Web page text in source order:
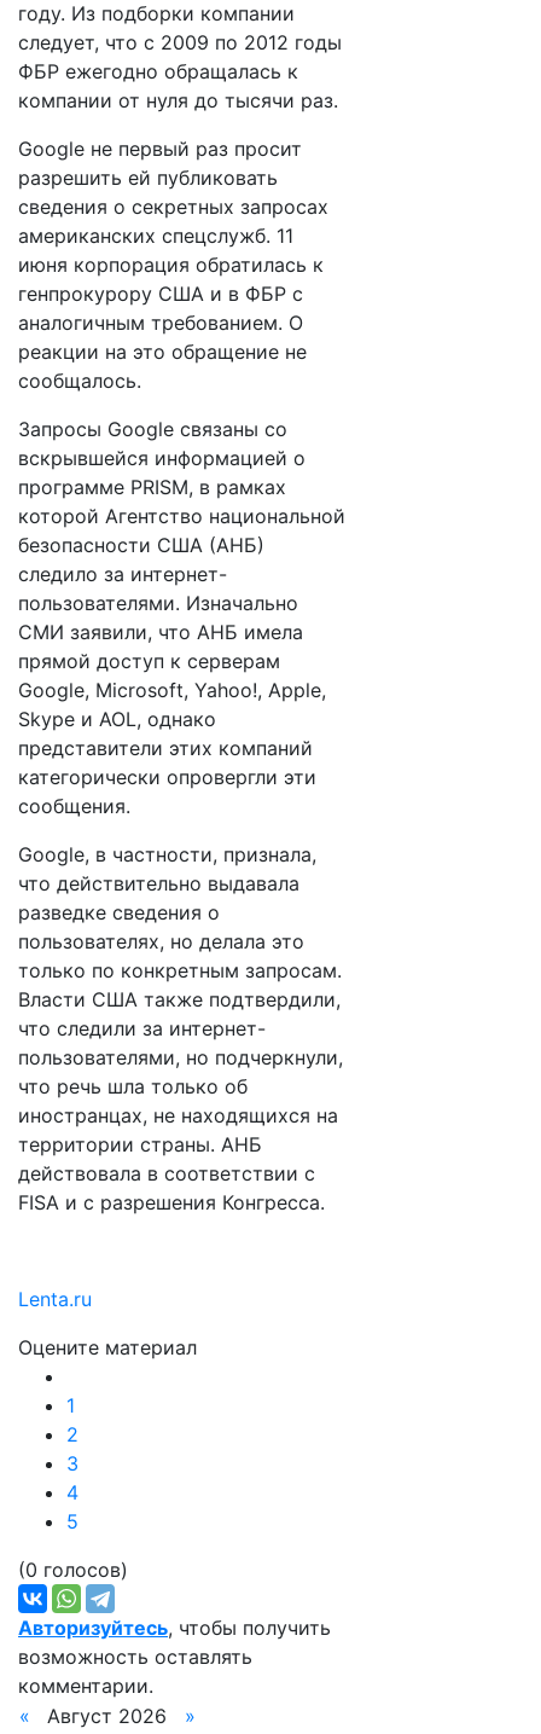
году. Из подборки компании
следует, что с 2009 по 2012 годы
ФБР ежегодно обращалась к
компании от нуля до тысячи раз.
Google не первый раз просит
разрешить ей публиковать
сведения о секретных запросах
американских спецслужб. 11
июня корпорация обратилась к
генпрокурору США и в ФБР с
аналогичным требованием. О
реакции на это обращение не
сообщалось.
Запросы Google связаны со
вскрывшейся информацией о
программе PRISM, в рамках
которой Агентство национальной
безопасности США (АНБ)
следило за интернет-
пользователями. Изначально
СМИ заявили, что АНБ имела
прямой доступ к серверам
Google, Microsoft, Yahoo!, Apple,
Skype и AOL, однако
представители этих компаний
категорически опровергли эти
сообщения.
Google, в частности, признала,
что действительно выдавала
разведке сведения о
пользователях, но делала это
только по конкретным запросам.
Власти США также подтвердили,
что следили за интернет-
пользователями, но подчеркнули,
что речь шла только об
иностранцах, не находящихся на
территории страны. АНБ
действовала в соответствии с
FISA и с разрешения Конгресса.
Lenta.ru
Оцените материал
1
2
3
4
5
(0 голосов)
Авторизуйтесь, чтобы получить
возможность оставлять
комментарии.
«
Август 2026 »